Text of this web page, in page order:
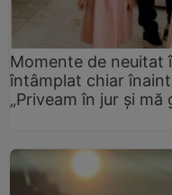
Momente de neuitat
întâmplat chiar
„Priveam în jur și mă